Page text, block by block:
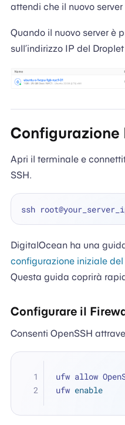
attendi che il nuovo server
Quando il nuovo server è
sull’indirizzo IP del
Configurazione
Apri il terminale e
SSH.
DigitalOcean ha una
configurazione iniziale
Questa guida coprirà
Configurare il
Consenti OpenSSH
ufw allow
ufw enable